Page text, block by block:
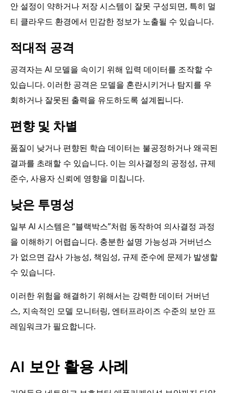
안 설정이 약하거나 저장 시스템이 잘못 구성되면, 특히 멀
티 클라우드 환경에서 민감한 정보가 노출될 수 있습니다.
적대적 공격
공격자는 AI 모델을 속이기 위해 입력 데이터를 조작할 수
있습니다. 이러한 공격은 모델을 혼란시키거나 탐지를 우
회하거나 잘못된 출력을 유도하도록 설계됩니다.
편향 및 차별
품질이 낮거나 편향된 학습 데이터는 불공정하거나 왜곡된
결과를 초래할 수 있습니다. 이는 의사결정의 공정성, 규제
준수, 사용자 신뢰에 영향을 미칩니다.
낮은 투명성
일부 AI 시스템은 “블랙박스”처럼 동작하여 의사결정 과정
을 이해하기 어렵습니다. 충분한 설명 가능성과 거버넌스
가 없으면 감사 가능성, 책임성, 규제 준수에 문제가 발생할
수 있습니다.
이러한 위험을 해결하기 위해서는 강력한 데이터 거버넌
스, 지속적인 모델 모니터링, 엔터프라이즈 수준의 보안 프
레임워크가 필요합니다.
AI 보안 활용 사례